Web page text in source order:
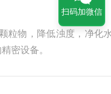
粒物，降低浊度，净化
密设备。
扫码加微信